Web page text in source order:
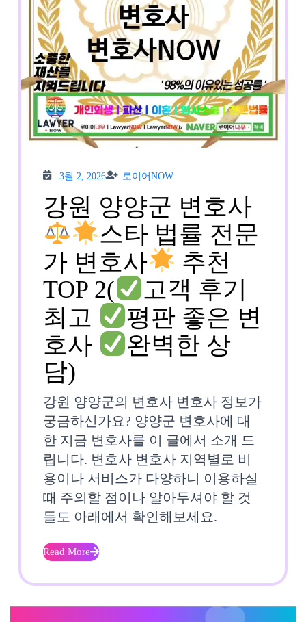
3월 2, 2026
2,
2026
로이어NOW
어
NOW
강원 양양군 변호사
스타 법률 전문
가 변호사
추천
TOP 2(
고객 후기
최고
평판 좋은 변
호사
완벽한 상
담)
원
양
양
군
변
호
사
강원 양양군의 변호사 변호사 정보가
궁금하신가요? 양양군 변호사에 대
한 지금 변호사를 이 글에서 소개 드
립니다. 변호사 변호사 지역별로 비
용이나 서비스가 다양하니 이용하실
때 주의할 점이나 알아두셔야 할 것
들도 아래에서 확인해보세요.
Read More
Read